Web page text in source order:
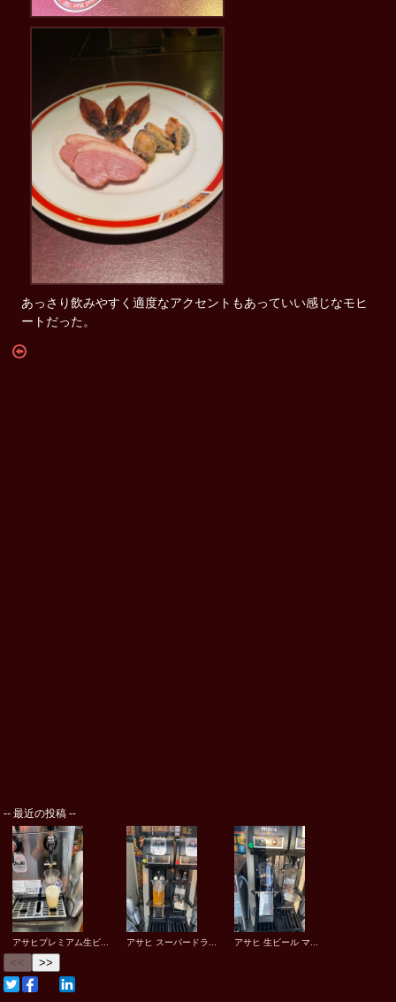
あっさり飲みやすく適度なアクセントもあっていい感じなモヒ
ートだった。
--最近の投稿 --
アサヒプレミアム生ビ... アサヒ スーパードラ... アサヒ 生ビール マ...
<< >>